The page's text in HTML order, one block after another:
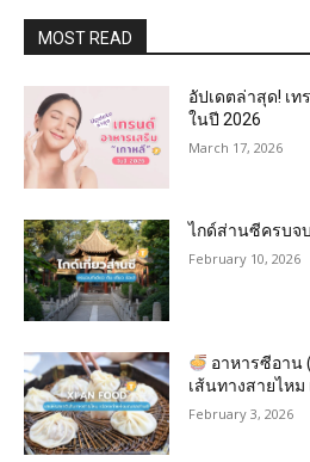
MOST READ
อัปเดตล่าสุด! เท
ในปี 2026
March 17, 2026
ไกด์ส่านซีครบจ
February 10, 2026
อาหารซีอาน
เส้นทางสายไห
February 3, 2026